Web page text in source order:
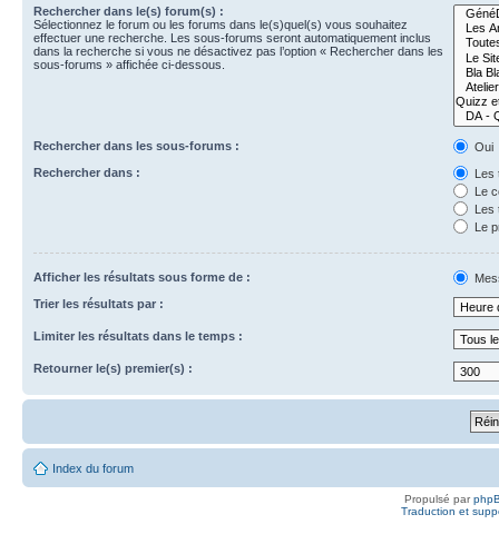
Rechercher dans le(s) forum(s) :
Sélectionnez le forum ou les forums dans le(s)quel(s) vous souhaitez
effectuer une recherche. Les sous-forums seront automatiquement inclus
dans la recherche si vous ne désactivez pas l’option « Rechercher dans les
sous-forums » affichée ci-dessous.
Rechercher dans les sous-forums :
Oui
Rechercher dans :
Les
Le
Les
Le
Afficher les résultats sous forme de :
Trier les résultats par :
Limiter les résultats dans le temps :
Retourner le(s) premier(s) :
Index du forum
Propulsé par
Traduction et